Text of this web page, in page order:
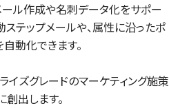
ル作成や名刺データ化をサポー
テップメールや、属性に沿ったポ
動化できます。
ズグレードのマーケティング施策
出します。